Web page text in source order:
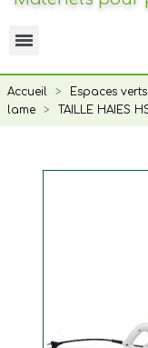
Accueil Espaces verts
lame
TAILLE HAIES